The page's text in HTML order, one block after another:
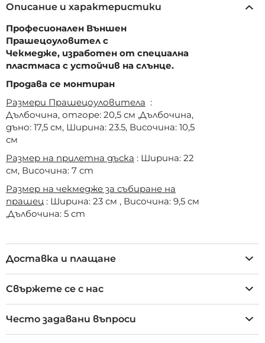
Описание и характеристики
Професионален Външен
Прашецоуловител с
Чекмедже, изработен от специална
пластмаса с устойчив на слънце.
Продава се монтиран
Размери Прашецоуловитела :
Дълбочина, отгоре: 20,5 см ,Дълбочина,
дъно: 17,5 см, Ширина: 23.5, Височина: 10,5
см
Размер на прилетна дъска : Ширина: 22
см, Височина: 7 cm
Размер на чекмедже за събиране на
прашец : Ширина: 23 см , Височина: 9,5 см
,Дълбочина: 5 cm
Доставка и плащане
Свържете се с нас
Често задавани въпроси